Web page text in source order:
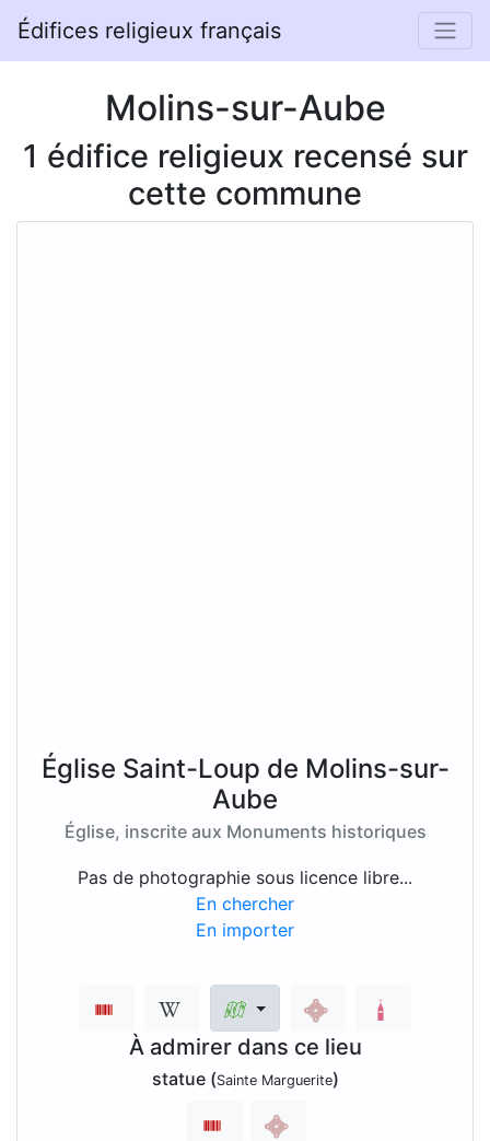
Édifices religieux français
Molins-sur-Aube
1 édifice religieux recensé sur
cette commune
Église Saint-Loup de Molins-sur-
Aube
Église, inscrite aux Monuments historiques
Pas de photographie sous licence libre...
En chercher
En importer
À admirer dans ce lieu
statue (Sainte Marguerite)